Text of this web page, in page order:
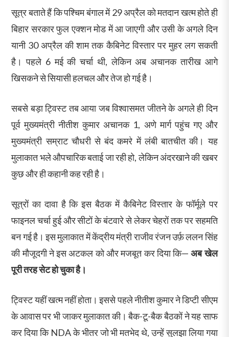
सूत्र बताते हैं कि पश्चिम बंगाल में 29 अप्रैल को मतदान खत्म होते ही
बिहार सरकार फुल एक्शन मोड में आ जाएगी और उसी के अगले दिन
यानी 30 अप्रैल की शाम तक कैबिनेट विस्तार पर मुहर लग सकती
है। पहले 6 मई की चर्चा थी, लेकिन अब अचानक तारीख आगे
खिसकने से सियासी हलचल और तेज हो गई है।
सबसे बड़ा ट्विस्ट तब आया जब विश्वासमत जीतने के अगले ही दिन
पूर्व मुख्यमंत्री नीतीश कुमार अचानक 1, अणे मार्ग पहुंच गए और
मुख्यमंत्री सम्राट चौधरी से बंद कमरे में लंबी बातचीत की। यह
मुलाकात भले औपचारिक बताई जा रही हो, लेकिन अंदरखाने की खबर
कुछ और ही कहानी कह रही है।
सूत्रों का दावा है कि इस बैठक में कैबिनेट विस्तार के फॉर्मूले पर
फाइनल चर्चा हुई और सीटों के बंटवारे से लेकर चेहरों तक पर सहमति
बन गई है। इस मुलाकात में केंद्रीय मंत्री राजीव रंजन उर्फ़ ललन सिंह
की मौजूदगी ने इस अटकल को और मजबूत कर दिया कि—अब खेल
पूरी तरह सेट हो चुका है।
ट्विस्ट यहीं खत्म नहीं होता। इससे पहले नीतीश कुमार ने डिप्टी सीएम
के आवास पर भी जाकर मुलाकात की। बैक-टू-बैक बैठकों ने यह साफ
कर दिया कि NDA के भीतर जो भी मतभेद थे, उन्हें सुलझा लिया गया